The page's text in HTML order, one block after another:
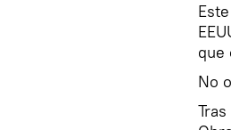
que
No